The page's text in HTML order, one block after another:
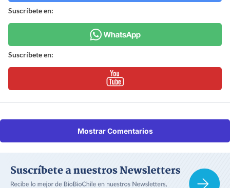
Suscríbete en:
Suscríbete en:
Mostrar Comentarios